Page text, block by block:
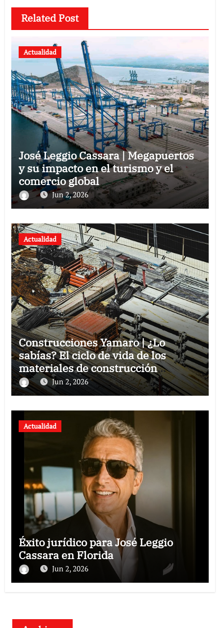
Related Post
Actualidad
José Leggio Cassara | Megapuertos
y su impacto en el turismo y el
comercio global
Jun 2, 2026
Actualidad
Construcciones Yamaro | ¿Lo
sabías? El ciclo de vida de los
materiales de construcción
revoluciona eficiencia en proyectos
modernos
Jun 2, 2026
Actualidad
Éxito jurídico para José Leggio
Cassara en Florida
Jun 2, 2026